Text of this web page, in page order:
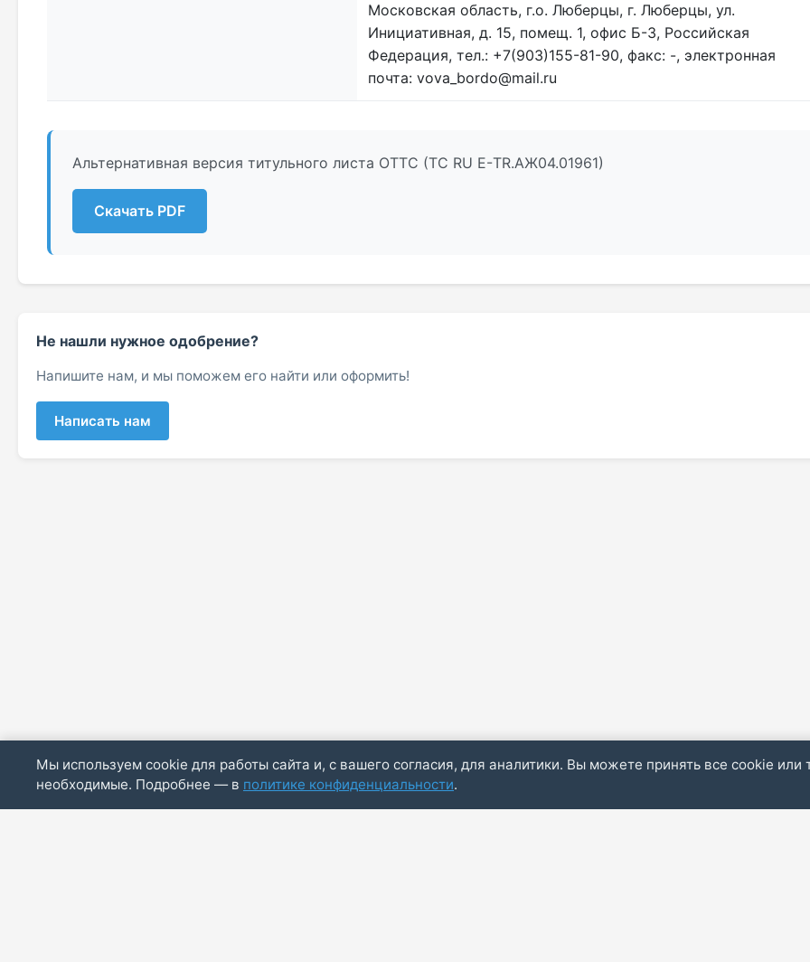
Московская область, г.о. Люберцы, г. Люберцы, ул.
Инициативная, д. 15, помещ. 1, офис Б-3, Российская
Федерация, тел.: +7(903)155-81-90, факс: -, электронная
почта: vova_bordo@mail.ru
Альтернативная версия титульного листа ОТТС (ТС RU Е-TR.АЖ04.01961)
Скачать PDF
Не нашли нужное одобрение?
Напишите нам, и мы поможем его найти или оформить!
Написать нам
Мы используем cookie для работы сайта и, с вашего согласия, для аналитики. Вы можете принять все cookie или
необходимые. Подробнее — в политике конфиденциальности.